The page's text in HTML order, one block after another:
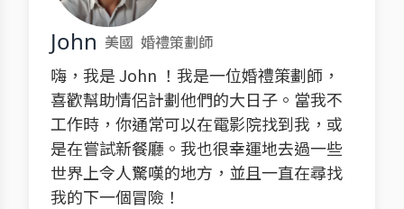
John 美國 婚禮策劃師
嗨，我是 John ！我是一位婚禮策劃師，
喜歡幫助情侶計劃他們的大日子。當我不
工作時，你通常可以在電影院找到我，或
是在嘗試新餐廳。我也很幸運地去過一些
世界上令人驚嘆的地方，並且一直在尋找
我的下一個冒險！